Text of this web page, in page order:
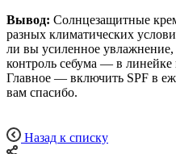
Вывод: Солнцезащитные
разных климатических
ли вы усиленное
контроль себума — в линейке
Главное — включить SPF в
вам спасибо.
Назад к списку